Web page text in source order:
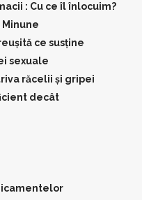
: Cu ce îl înlocuim?
ce susține
sexuale
răcelii și gripei
decât